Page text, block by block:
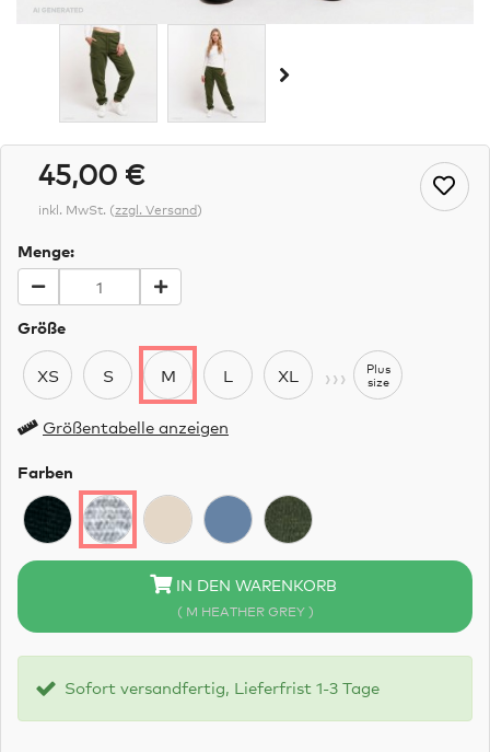
45,00 €
inkl. MwSt. (zzgl. Versand)
Menge:
Größe
XS S M L XL ›››
Plus
size
Größentabelle anzeigen
Farben
IN DEN WARENKORB
( M HEATHER GREY )
Sofort versandfertig, Lieferfrist 1-3 Tage